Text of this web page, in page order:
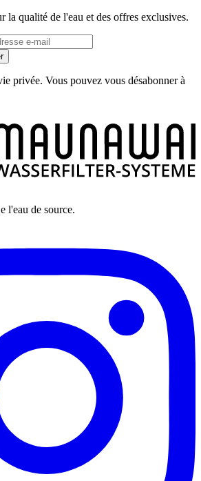
la qualité de l'eau et des offres exclusives.
privée. Vous pouvez vous désabonner à
l'eau de source.